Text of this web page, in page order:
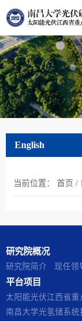
English
当前位置： 首页 /
研究院概况
研究院简介 现任领
平台项目
太阳能光伏江西省重
南昌大学光氢储系